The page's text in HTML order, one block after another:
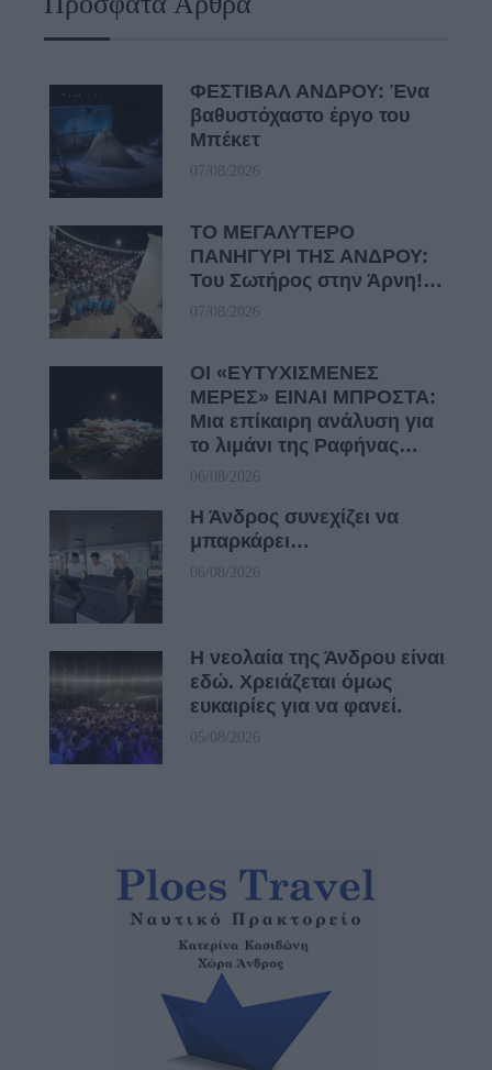
ΦΕΣΤΙΒΑΛ ΑΝΔΡΟΥ: Ένα
βαθυστόχαστο έργο του
Μπέκετ
07/08/2026
ΤΟ ΜΕΓΑΛΥΤΕΡΟ
ΠΑΝΗΓΥΡΙ ΤΗΣ ΑΝΔΡΟΥ:
Του Σωτήρος στην Άρνη!…
07/08/2026
ΟΙ «ΕΥΤΥΧΙΣΜΕΝΕΣ
ΜΕΡΕΣ» ΕΙΝΑΙ ΜΠΡΟΣΤΑ:
Μια επίκαιρη ανάλυση για
το λιμάνι της Ραφήνας…
06/08/2026
Η Άνδρος συνεχίζει να
μπαρκάρει…
06/08/2026
Η νεολαία της Άνδρου είναι
εδώ. Χρειάζεται όμως
ευκαιρίες για να φανεί.
05/08/2026